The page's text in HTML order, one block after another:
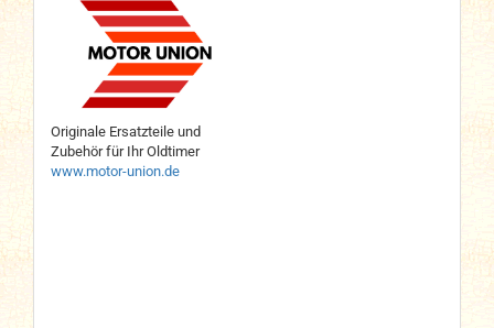
Originale Ersatzteile und
Zubehör für Ihr Oldtimer
www.motor-union.de